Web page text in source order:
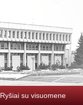
Ryšiai su visuomene